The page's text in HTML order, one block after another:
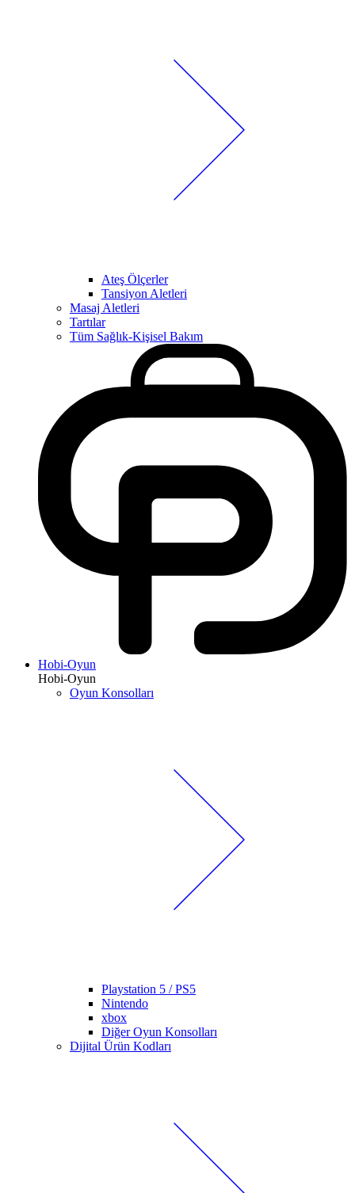
Ateş Ölçerler
Tansiyon Aletleri
Masaj Aletleri
Tartılar
Tüm Sağlık-Kişisel Bakım
Hobi-Oyun
Hobi-Oyun
Oyun Konsolları
Playstation 5 / PS5
Nintendo
xbox
Diğer Oyun Konsolları
Dijital Ürün Kodları